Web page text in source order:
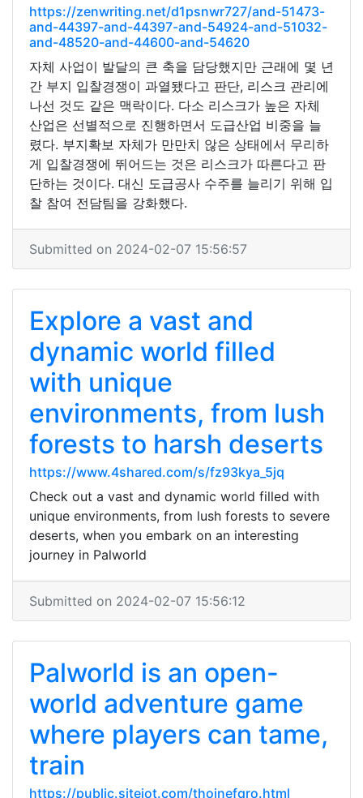
https://zenwriting.net/d1psnwr727/and-51473-
and-44397-and-44397-and-54924-and-51032-
and-48520-and-44600-and-54620
자체 사업이 발달의 큰 축을 담당했지만 근래에 몇 년
간 부지 입찰경쟁이 과열됐다고 판단, 리스크 관리에
나선 것도 같은 맥락이다. 다소 리스크가 높은 자체
산업은 선별적으로 진행하면서 도급산업 비중을 늘
렸다. 부지확보 자체가 만만치 않은 상태에서 무리하
게 입찰경쟁에 뛰어드는 것은 리스크가 따른다고 판
단하는 것이다. 대신 도급공사 수주를 늘리기 위해 입
찰 참여 전담팀을 강화했다.
Submitted on 2024-02-07 15:56:57
Explore a vast and
dynamic world filled
with unique
environments, from lush
forests to harsh deserts
https://www.4shared.com/s/fz93kya_5jq
Check out a vast and dynamic world filled with
unique environments, from lush forests to severe
deserts, when you embark on an interesting
journey in Palworld
Submitted on 2024-02-07 15:56:12
Palworld is an open-
world adventure game
where players can tame,
train
https://public.sitejot.com/thoinefqro.html